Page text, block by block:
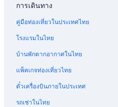
เ
ฮ
า
ส์
น
บ
ร์
ร
อ
า
ริ
น
โ
า
ด
การเดินทาง
คู่มือท่องเที่ยวในประเทศไทย
โรงแรมในไทย
บ้านพักตากอากาศในไทย
แพ็คเกจท่องเที่ยวไทย
ตั๋วเครื่องบินภายในประเทศ
รถเช่าในไทย